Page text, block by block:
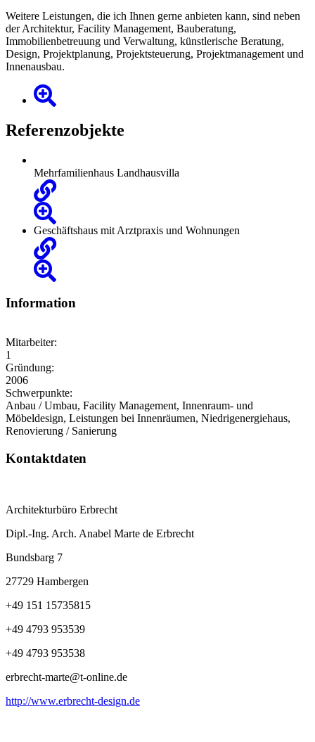
Weitere Leistungen, die ich Ihnen gerne anbieten kann, sind neben
der Architektur, Facility Management, Bauberatung,
Immobilienbetreuung und Verwaltung, künstlerische Beratung,
Design, Projektplanung, Projektsteuerung, Projektmanagement und
Innenausbau.
Referenzobjekte
Mehrfamilienhaus Landhausvilla
Geschäftshaus mit Arztpraxis und Wohnungen
Information
Mitarbeiter:
1
Gründung:
2006
Schwerpunkte:
Anbau / Umbau, Facility Management, Innenraum- und
Möbeldesign, Leistungen bei Innenräumen, Niedrigenergiehaus,
Renovierung / Sanierung
Kontaktdaten
Architekturbüro Erbrecht
Dipl.-Ing. Arch. Anabel Marte de Erbrecht
Bundsbarg 7
27729 Hambergen
+49 151 15735815
+49 4793 953539
+49 4793 953538
erbrecht-marte@t-online.de
http://www.erbrecht-design.de